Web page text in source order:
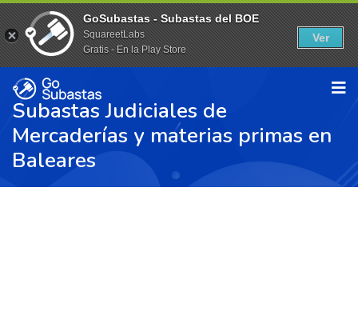
Subastas Judiciales de
Mercaderías y materias primas en
Baleares
GoSubastas - Subastas del BOE
SquareetLabs
Gratis - En la Play Store
Ver